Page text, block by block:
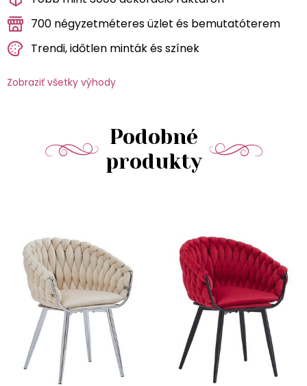
700 négyzetméteres üzlet és bemutatóterem
Trendi, időtlen minták és színek
Zobraziť všetky výhody
Podobné
produkty